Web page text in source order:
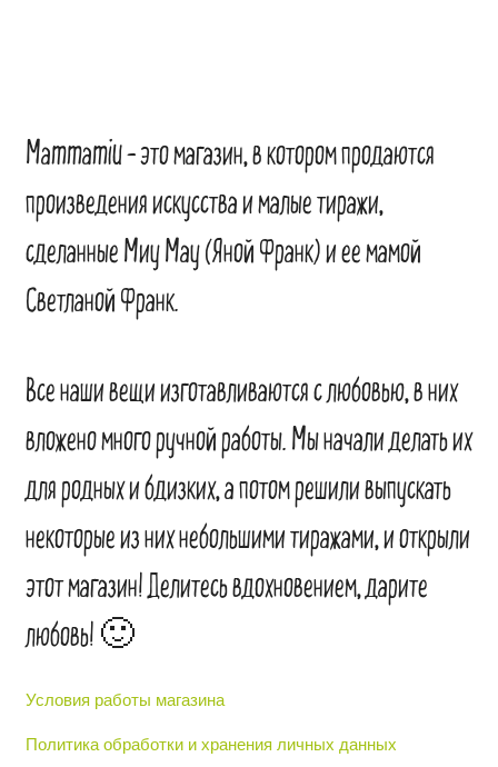
Mammamiu – это магазин, в котором продаются
произведения искусства и малые тиражи,
сделанные Миу Мау (Яной Франк) и ее мамой
Светланой Франк.
Все наши вещи изготавливаются с любовью, в них
вложено много ручной работы. Мы начали делать их
для родных и бдизких, а потом решили выпускать
некоторые из них небольшими тиражами, и открыли
этот магазин! Делитесь вдохновением, дарите
любовь! 🙂
Условия работы магазина
Политика обработки и хранения личных данных